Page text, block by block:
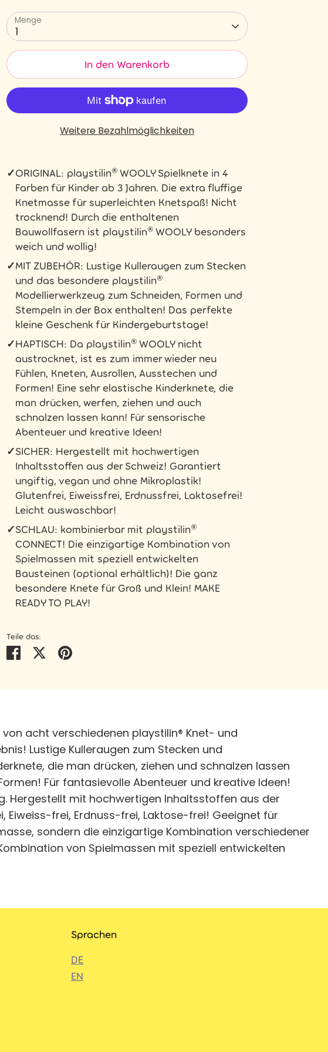
Menge
1
In den Warenkorb
Weitere Bezahlmöglichkeiten
✓ORIGINAL: playstilin® WOOLY Spielknete in 4
Farben für Kinder ab 3 Jahren. Die extra fluffige
Knetmasse für superleichten Knetspaß! Nicht
trocknend! Durch die enthaltenen
Bauwollfasern ist playstilin® WOOLY besonders
weich und wollig!
✓MIT ZUBEHÖR: Lustige Kulleraugen zum Stecken
und das besondere playstilin®
Modellierwerkzeug zum Schneiden, Formen und
Stempeln in der Box enthalten! Das perfekte
kleine Geschenk für Kindergeburtstage!
✓HAPTISCH: Da playstilin® WOOLY nicht
austrocknet, ist es zum immer wieder neu
Fühlen, Kneten, Ausrollen, Ausstechen und
Formen! Eine sehr elastische Kinderknete, die
man drücken, werfen, ziehen und auch
schnalzen lassen kann! Für sensorische
Abenteuer und kreative Ideen!
✓SICHER: Hergestellt mit hochwertigen
Inhaltsstoffen aus der Schweiz! Garantiert
ungiftig, vegan und ohne Mikroplastik!
Glutenfrei, Eiweissfrei, Erdnussfrei, Laktosefrei!
Leicht auswaschbar!
✓SCHLAU: kombinierbar mit playstilin®
CONNECT! Die einzigartige Kombination von
Spielmassen mit speziell entwickelten
Bausteinen (optional erhältlich)! Die ganz
besondere Knete für Groß und Klein! MAKE
READY TO PLAY!
Teile das:
Teilen TwitternPinnen
acht verschiedenen playstilin® Knet- und
Lustige Kulleraugen zum Stecken und
die man drücken, ziehen und schnalzen lassen
Für fantasievolle Abenteuer und kreative Ideen!
Hergestellt mit hochwertigen Inhaltsstoffen aus der
frei, Erdnuss-frei, Laktose-frei! Geeignet für
sondern die einzigartige Kombination verschiedener
von Spielmassen mit speziell entwickelten
Sprachen
DE
EN